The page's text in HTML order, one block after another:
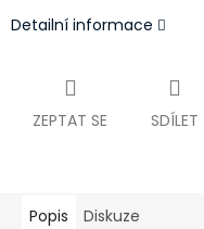
Detailní informace
ZEPTAT SE SDÍLET
Popis Diskuze